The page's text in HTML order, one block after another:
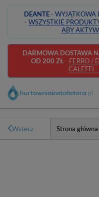
DEANTE- WYJĄTKOWA
- WSZYSTKIE
ABY
DARMOWA DOSTAWA
OD 200 ZŁ- FERRO /
CALEFFI
Wstecz Strona główna